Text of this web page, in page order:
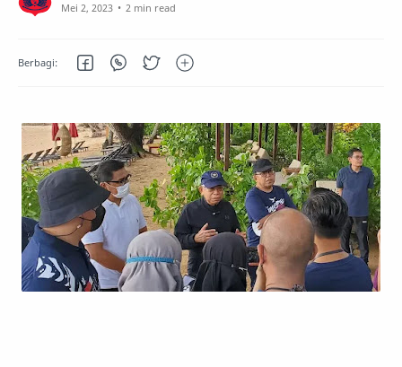
2 min read